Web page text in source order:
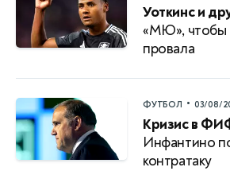
Уоткинс и
«МЮ», чтобы
провала
ФУТБОЛ • 03/08/
Кризис в
Инфантино
контратаку